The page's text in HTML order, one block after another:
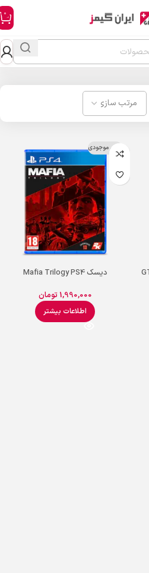
0
اتمام موجودی
دیسک Mafia Trilogy PS4
1,990,000 تومان
اطلاعات بیشتر